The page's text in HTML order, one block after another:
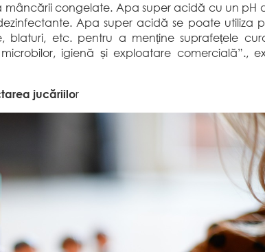
mâncării congelate. Apa super acidă cu un pH
Apa super acidă se poate utiliza
blaturi, etc. pentru a menține suprafețele
igienă și exploatare comercială”.,
jucăriilor